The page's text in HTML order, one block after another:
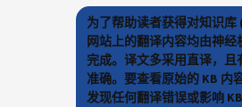
为了帮助读者获得对知识库
网站上的翻译内容均由神经
完成。译文多采用直译，
准确。要查看原始的 KB 内
发现任何翻译错误或影响